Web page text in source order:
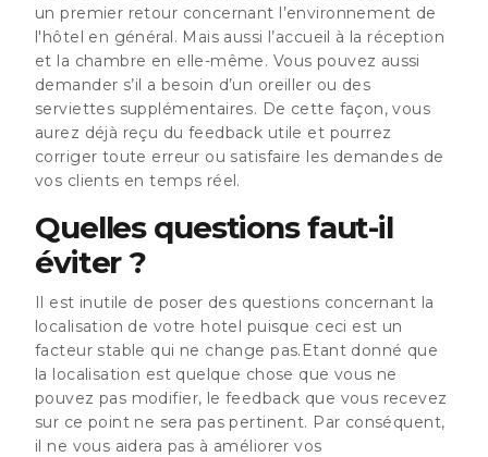
un premier retour concernant l’environnement de
l'hôtel en général. Mais aussi l’accueil à la réception
et la chambre en elle-même. Vous pouvez aussi
demander s’il a besoin d’un oreiller ou des
serviettes supplémentaires. De cette façon, vous
aurez déjà reçu du feedback utile et pourrez
corriger toute erreur ou satisfaire les demandes de
vos clients en temps réel.
Quelles questions faut-il
éviter ?
Il est inutile de poser des questions concernant la
localisation de votre hotel puisque ceci est un
facteur stable qui ne change pas.Etant donné que
la localisation est quelque chose que vous ne
pouvez pas modifier, le feedback que vous recevez
sur ce point ne sera pas pertinent. Par conséquent,
il ne vous aidera pas à améliorer vos